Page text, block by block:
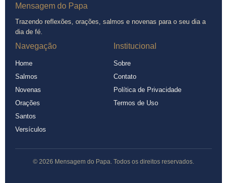
Mensagem do Papa
Trazendo reflexões, orações, salmos e novenas para o seu dia a
dia de fé.
Navegação
Home
Salmos
Novenas
Orações
Santos
Versículos
Institucional
Sobre
Contato
Política de Privacidade
Termos de Uso
© 2026 Mensagem do Papa. Todos os direitos reservados.